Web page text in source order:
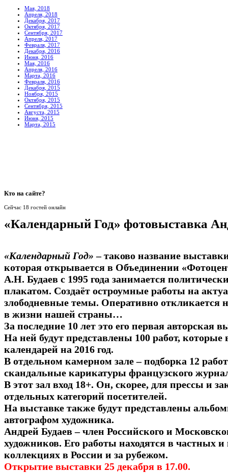
Мая, 2018
Апреля, 2018
Декабря, 2017
Октября, 2017
Сентября, 2017
Апреля, 2017
Февраля, 2017
Декабря, 2016
Июня, 2016
Мая, 2016
Апреля, 2016
Марта, 2016
Февраля, 2016
Декабря, 2015
Ноября, 2015
Октября, 2015
Сентября, 2015
Августа, 2015
Июня, 2015
Марта, 2015
Кто на сайте?
Сейчас 18 гостей онлайн
«Календарный Год» фотовыставка
«Календарный Год» – таково название
которая открывается в Объединении
А.Н. Будаев с 1995 года занимается
плакатом. Создаёт остроумные работы на
злободневные темы. Оперативно откликается
в жизни нашей страны…
За последние 10 лет это его первая авторская
На ней будут представлены 100 работ,
календарей на 2016 год.
В отдельном камерном зале – подборка 12
скандальные карикатуры французского
В этот зал вход 18+. Он, скорее, для прессы и
отдельных категорий посетителей.
На выставке также будут представлены
автографом художника.
Андрей Будаев – член Российского и
художников. Его работы находятся в частных
коллекциях в России и за рубежом.
Открытие выставки 25 декабря в 17.00.